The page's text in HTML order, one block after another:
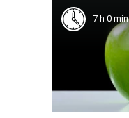
7 h 0 min